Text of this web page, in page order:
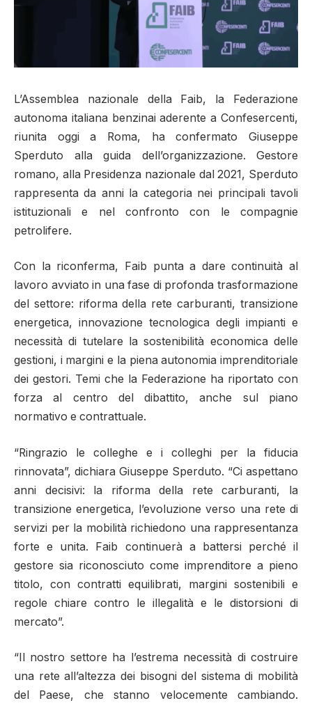
L’Assemblea nazionale della Faib, la Federazione
autonoma italiana benzinai aderente a Confesercenti,
riunita oggi a Roma, ha confermato Giuseppe
Sperduto alla guida dell’organizzazione. Gestore
romano, alla Presidenza nazionale dal 2021, Sperduto
rappresenta da anni la categoria nei principali tavoli
istituzionali e nel confronto con le compagnie
petrolifere.
Con la riconferma, Faib punta a dare continuità al
lavoro avviato in una fase di profonda trasformazione
del settore: riforma della rete carburanti, transizione
energetica, innovazione tecnologica degli impianti e
necessità di tutelare la sostenibilità economica delle
gestioni, i margini e la piena autonomia imprenditoriale
dei gestori. Temi che la Federazione ha riportato con
forza al centro del dibattito, anche sul piano
normativo e contrattuale.
“Ringrazio le colleghe e i colleghi per la fiducia
rinnovata”, dichiara Giuseppe Sperduto. “Ci aspettano
anni decisivi: la riforma della rete carburanti, la
transizione energetica, l’evoluzione verso una rete di
servizi per la mobilità richiedono una rappresentanza
forte e unita. Faib continuerà a battersi perché il
gestore sia riconosciuto come imprenditore a pieno
titolo, con contratti equilibrati, margini sostenibili e
regole chiare contro le illegalità e le distorsioni di
mercato”.
“Il nostro settore ha l’estrema necessità di costruire
una rete all’altezza dei bisogni del sistema di mobilità
del Paese, che stanno velocemente cambiando.